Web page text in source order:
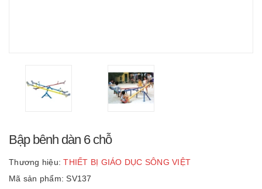
Bập bênh dàn 6 chỗ
Thương hiệu: THIẾT BỊ GIÁO DỤC SÔNG VIỆT
Mã sản phẩm: SV137